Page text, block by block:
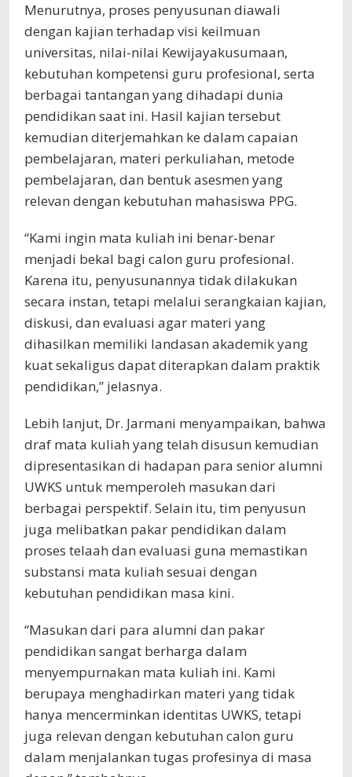
Menurutnya, proses penyusunan diawali
dengan kajian terhadap visi keilmuan
universitas, nilai-nilai Kewijayakusumaan,
kebutuhan kompetensi guru profesional, serta
berbagai tantangan yang dihadapi dunia
pendidikan saat ini. Hasil kajian tersebut
kemudian diterjemahkan ke dalam capaian
pembelajaran, materi perkuliahan, metode
pembelajaran, dan bentuk asesmen yang
relevan dengan kebutuhan mahasiswa PPG.
“Kami ingin mata kuliah ini benar-benar
menjadi bekal bagi calon guru profesional.
Karena itu, penyusunannya tidak dilakukan
secara instan, tetapi melalui serangkaian kajian,
diskusi, dan evaluasi agar materi yang
dihasilkan memiliki landasan akademik yang
kuat sekaligus dapat diterapkan dalam praktik
pendidikan,” jelasnya.
Lebih lanjut, Dr. Jarmani menyampaikan, bahwa
draf mata kuliah yang telah disusun kemudian
dipresentasikan di hadapan para senior alumni
UWKS untuk memperoleh masukan dari
berbagai perspektif. Selain itu, tim penyusun
juga melibatkan pakar pendidikan dalam
proses telaah dan evaluasi guna memastikan
substansi mata kuliah sesuai dengan
kebutuhan pendidikan masa kini.
“Masukan dari para alumni dan pakar
pendidikan sangat berharga dalam
menyempurnakan mata kuliah ini. Kami
berupaya menghadirkan materi yang tidak
hanya mencerminkan identitas UWKS, tetapi
juga relevan dengan kebutuhan calon guru
dalam menjalankan tugas profesinya di masa